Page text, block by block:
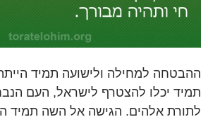
ההבטחה למחילה ולישועה תמיד
תמיד יכלו להצטרף לישראל, העם
לתורת אלהים. הגישה אל השה תמיד